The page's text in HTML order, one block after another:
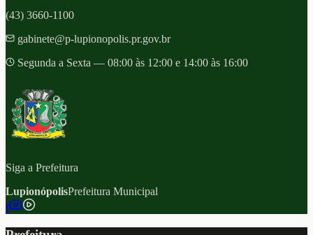
(43) 3660-1100
gabinete@p-lupionopolis.pr.gov.br
Segunda a Sexta — 08:00 às 12:00 e 14:00 às 16:00
Siga a Prefeitura
LupionópolisPrefeitura Municipal
f